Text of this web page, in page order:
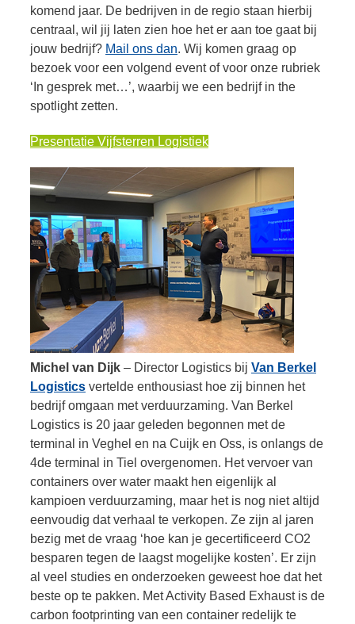
komend jaar. De bedrijven in de regio staan hierbij
centraal, wil jij laten zien hoe het er aan toe gaat bij
jouw bedrijf? Mail ons dan. Wij komen graag op
bezoek voor een volgend event of voor onze rubriek
‘In gesprek met…’, waarbij we een bedrijf in the
spotlight zetten.
Presentatie Vijfsterren Logistiek
Michel van Dijk – Director Logistics bij Van Berkel
Logistics vertelde enthousiast hoe zij binnen het
bedrijf omgaan met verduurzaming. Van Berkel
Logistics is 20 jaar geleden begonnen met de
terminal in Veghel en na Cuijk en Oss, is onlangs de
4de terminal in Tiel overgenomen. Het vervoer van
containers over water maakt hen eigenlijk al
kampioen verduurzaming, maar het is nog niet altijd
eenvoudig dat verhaal te verkopen. Ze zijn al jaren
bezig met de vraag ‘hoe kan je gecertificeerd CO2
besparen tegen de laagst mogelijke kosten’. Er zijn
al veel studies en onderzoeken geweest hoe dat het
beste op te pakken. Met Activity Based Exhaust is de
carbon footprinting van een container redelijk te